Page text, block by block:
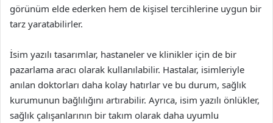
görünüm elde ederken hem de kişisel tercihlerine uygun bir
tarz yaratabilirler.
İsim yazılı tasarımlar, hastaneler ve klinikler için de bir
pazarlama aracı olarak kullanılabilir. Hastalar, isimleriyle
anılan doktorları daha kolay hatırlar ve bu durum, sağlık
kurumunun bağlılığını artırabilir. Ayrıca, isim yazılı önlükler,
sağlık çalışanlarının bir takım olarak daha uyumlu